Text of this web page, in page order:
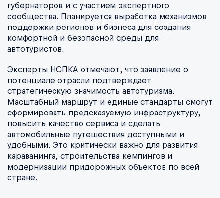
губернаторов и с участием экспертного
сообщества. Планируется выработка механизмов
поддержки регионов и бизнеса для создания
комфортной и безопасной среды для
автотуристов.
Эксперты НСПКА отмечают, что заявление о
потенциале отрасли подтверждает
стратегическую значимость автотуризма.
Масштабный маршрут и единые стандарты смогут
сформировать предсказуемую инфраструктуру,
повысить качество сервиса и сделать
автомобильные путешествия доступными и
удобными. Это критически важно для развития
караванинга, строительства кемпингов и
модернизации придорожных объектов по всей
стране.